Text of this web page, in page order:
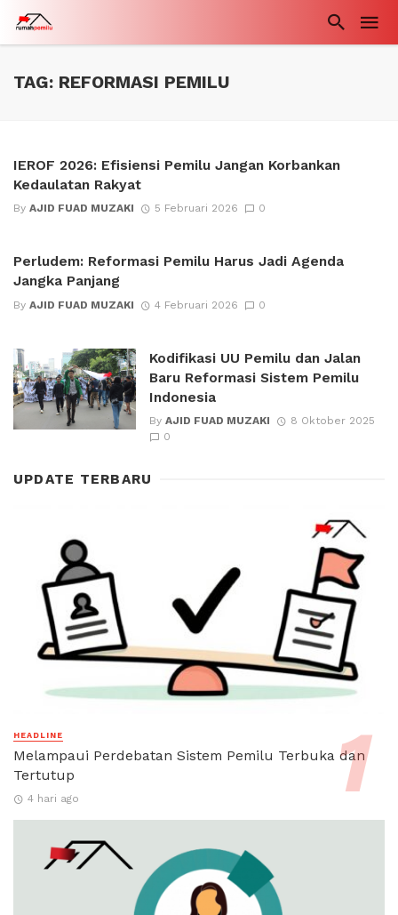
TAG: REFORMASI PEMILU
IEROF 2026: Efisiensi Pemilu Jangan Korbankan
Kedaulatan Rakyat
By AJID FUAD MUZAKI 5 Februari 2026 0
Perludem: Reformasi Pemilu Harus Jadi Agenda
Jangka Panjang
By AJID FUAD MUZAKI 4 Februari 2026 0
Kodifikasi UU Pemilu dan Jalan
Baru Reformasi Sistem Pemilu
Indonesia
By AJID FUAD MUZAKI
8 Oktober 2025
0
UPDATE TERBARU
HEADLINE
Melampaui Perdebatan Sistem Pemilu Terbuka dan
Tertutup
4 hari ago